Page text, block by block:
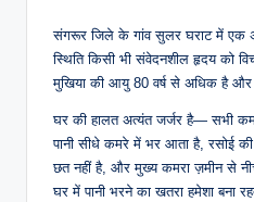
संगरूर जिले के गांव सुलर घराट में एक
स्थिति किसी भी संवेदनशील हृदय को
मुखिया की आयु 80 वर्ष से अधिक है
घर की हालत अत्यंत जर्जर है— सभी
पानी सीधे कमरे में भर आता है, रसोई
छत नहीं है, और मुख्य कमरा ज़मीन से
घर में पानी भरने का खतरा हमेशा बना